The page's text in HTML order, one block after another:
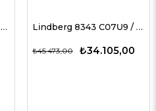
Lindberg 8345 C07U9 / TURUNCU 43 G Unisex Güneş Gözlükleri Lindberg 8343 C07U9 / AÇIK FÜME 44 G Unisex Güneş Gözlükleri
₺34.105,00
₺45.473,00